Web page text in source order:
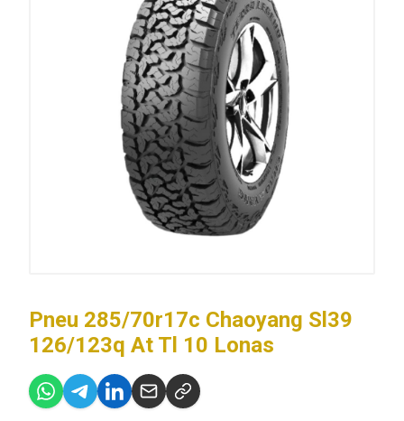
Pneu 285/70r17c Chaoyang Sl39
126/123q At Tl 10 Lonas